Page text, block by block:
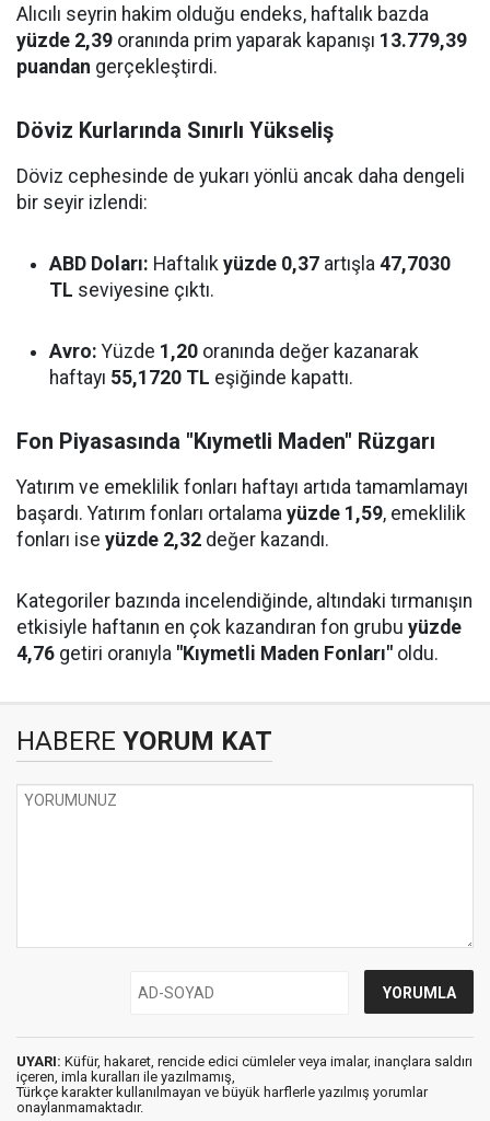
Alıcılı seyrin hakim olduğu endeks, haftalık bazda
yüzde 2,39 oranında prim yaparak kapanışı 13.779,39
puandan gerçekleştirdi.
Döviz Kurlarında Sınırlı Yükseliş
Döviz cephesinde de yukarı yönlü ancak daha dengeli
bir seyir izlendi:
ABD Doları: Haftalık yüzde 0,37 artışla 47,7030
TL seviyesine çıktı.
Avro: Yüzde 1,20 oranında değer kazanarak
haftayı 55,1720 TL eşiğinde kapattı.
Fon Piyasasında "Kıymetli Maden" Rüzgarı
Yatırım ve emeklilik fonları haftayı artıda tamamlamayı
başardı. Yatırım fonları ortalama yüzde 1,59, emeklilik
fonları ise yüzde 2,32 değer kazandı.
Kategoriler bazında incelendiğinde, altındaki tırmanışın
etkisiyle haftanın en çok kazandıran fon grubu yüzde
4,76 getiri oranıyla "Kıymetli Maden Fonları" oldu.
HABERE YORUM KAT
UYARI: Küfür, hakaret, rencide edici cümleler veya imalar, inançlara saldırı
içeren, imla kuralları ile yazılmamış,
Türkçe karakter kullanılmayan ve büyük harflerle yazılmış yorumlar
onaylanmamaktadır.